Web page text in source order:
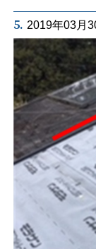
5. 2019年03月